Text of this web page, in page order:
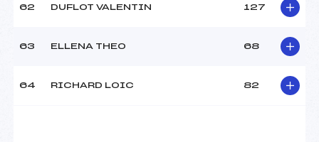
62 DUFLOT VALENTIN 127
63 ELLENA THEO 68
64 RICHARD LOIC 82